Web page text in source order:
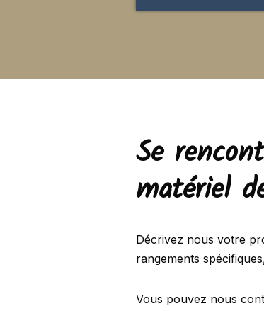
Se
matériel
Décrivez nous votre
rangements
Vous pouvez nous